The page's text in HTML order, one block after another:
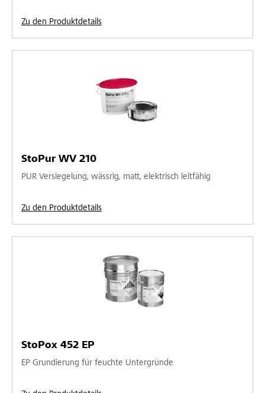
Zu den Produktdetails
StoPur WV 210
PUR Versiegelung, wässrig, matt, elektrisch leitfähig
Zu den Produktdetails
StoPox 452 EP
EP Grundierung für feuchte Untergründe